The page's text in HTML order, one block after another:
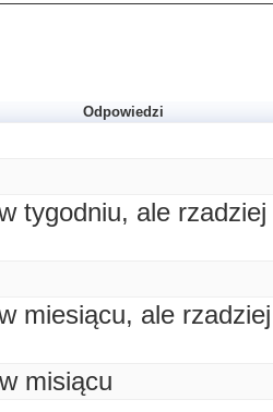
Odpowiedzi
tygodniu, ale
miesiącu, ale
misiącu